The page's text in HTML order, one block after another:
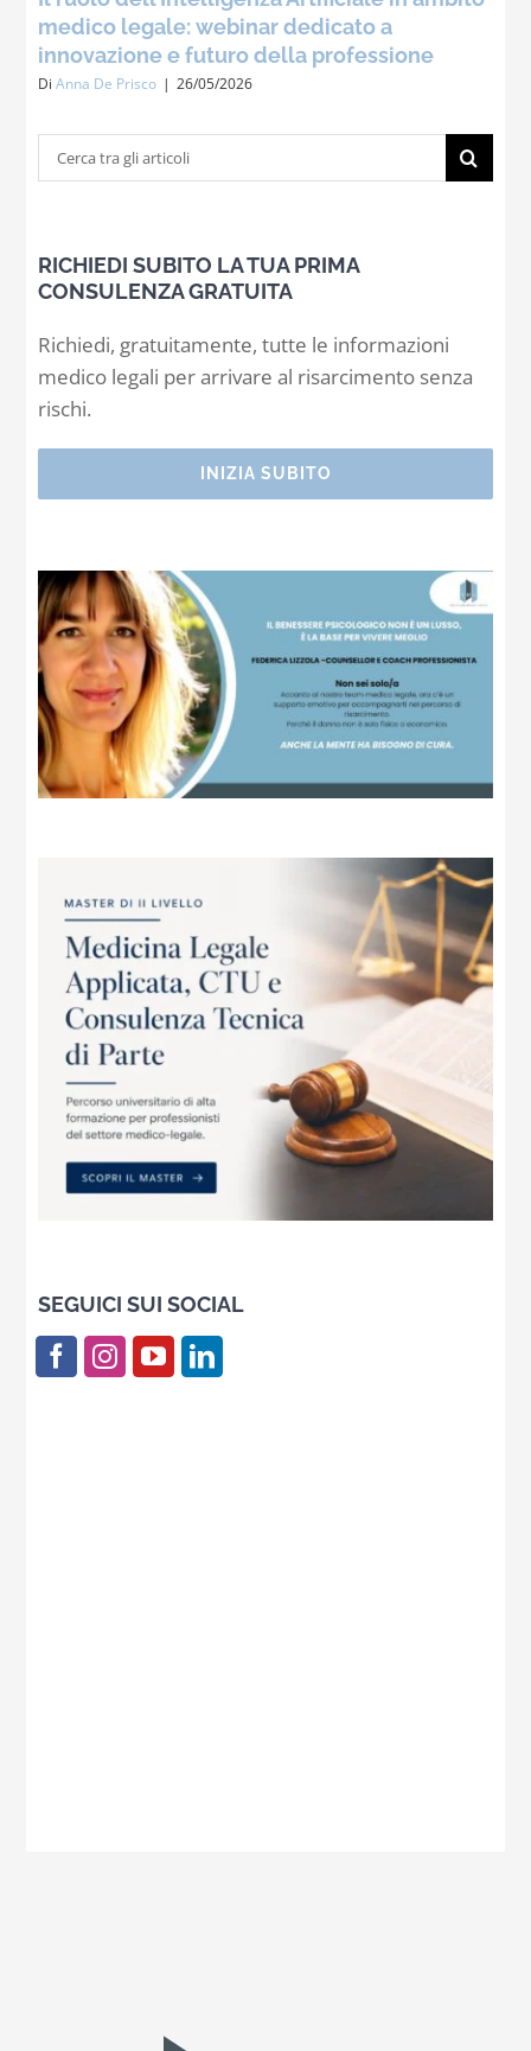
medico legale: webinar dedicato a
innovazione e futuro della professione
DiAnna De Prisco | 26/05/2026
Cerca
per:
RICHIEDI SUBITO LA TUA PRIMA
CONSULENZA GRATUITA
Richiedi, gratuitamente, tutte le informazioni
medico legali per arrivare al risarcimento senza
rischi.
INIZIA SUBITO
SEGUICI SUI SOCIAL